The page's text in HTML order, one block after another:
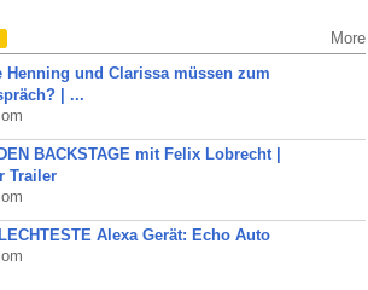
More
Henning und Clarissa müssen zum
| ...
BACKSTAGE mit Felix Lobrecht |
Trailer
Alexa Gerät: Echo Auto